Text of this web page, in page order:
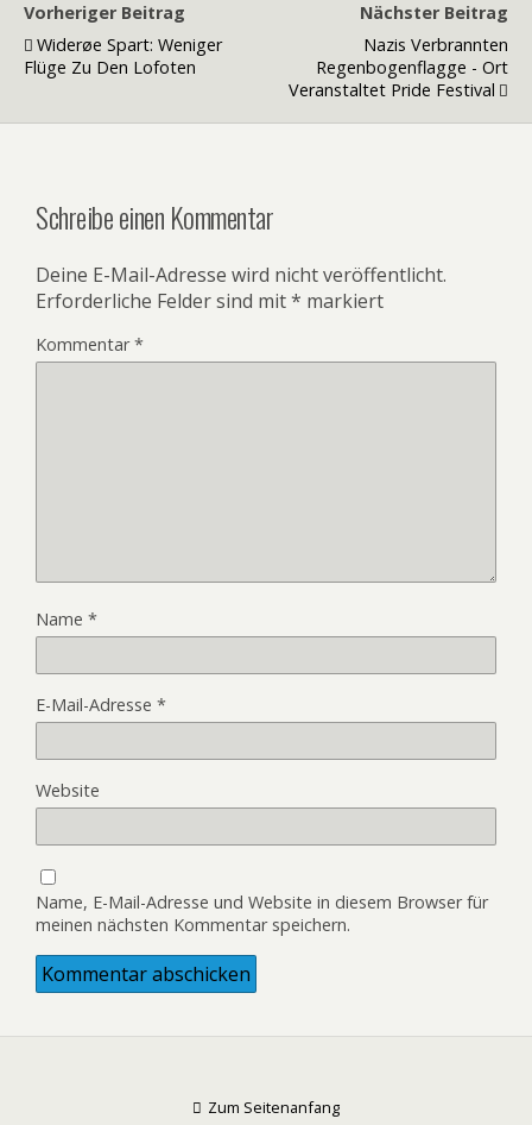
Vorheriger Beitrag
Widerøe Spart: Weniger
Flüge Zu Den Lofoten
Nächster Beitrag
Nazis Verbrannten
Regenbogenflagge - Ort
Veranstaltet Pride Festival
Schreibe einen Kommentar
Deine E-Mail-Adresse wird nicht veröffentlicht.
Erforderliche Felder sind mit* markiert
Kommentar*
Name *
E-Mail-Adresse *
Website
Name, E-Mail-Adresse und Website in diesem Browser für
meinen nächsten Kommentar speichern.
Zum Seitenanfang